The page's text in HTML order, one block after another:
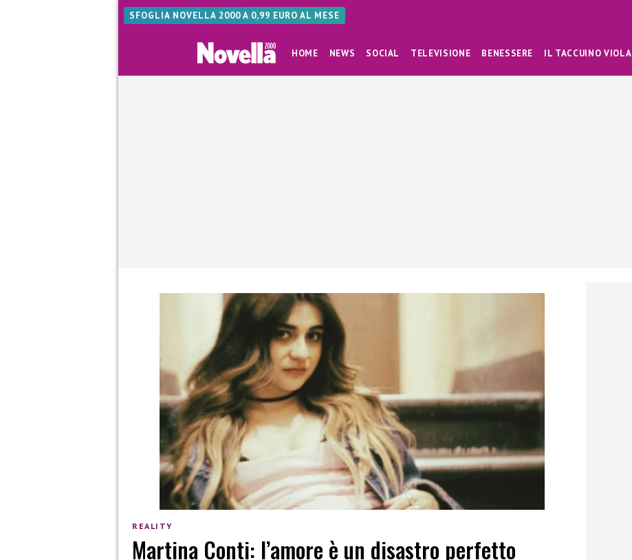
SFOGLIA NOVELLA 2000 A 0,99 EURO AL MESE
HOME NEWS SOCIAL TELEVISIONE BENESSERE IL TACCUINO VIOLA
REALITY
Martina Conti: l’amore è un disastro perfetto